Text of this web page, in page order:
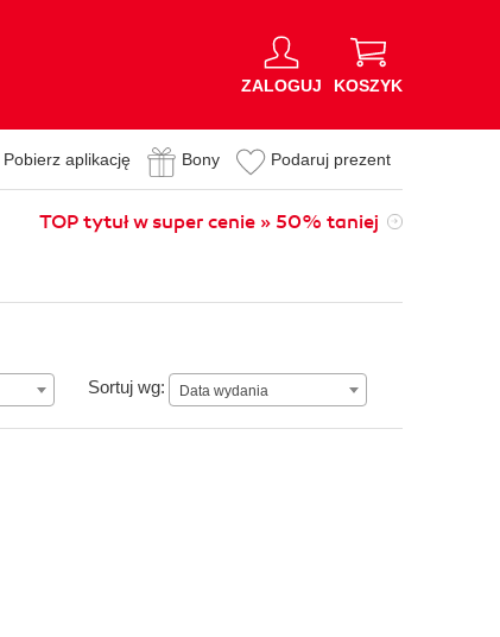
ZALOGUJ KOSZYK
Pobierz aplikację Bony Podaruj prezent
TOP tytuł w super cenie » 50% taniej
Sortuj wg: Data wydania
Data wydania